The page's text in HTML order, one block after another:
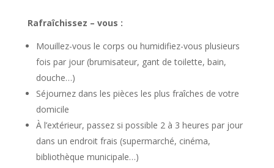
Rafraîchissez – vous :
Mouillez-vous le corps ou humidifiez-vous plusieurs
fois par jour (brumisateur, gant de toilette, bain,
douche…)
Séjournez dans les pièces les plus fraîches de votre
domicile
À l’extérieur, passez si possible 2 à 3 heures par jour
dans un endroit frais (supermarché, cinéma,
bibliothèque municipale…)